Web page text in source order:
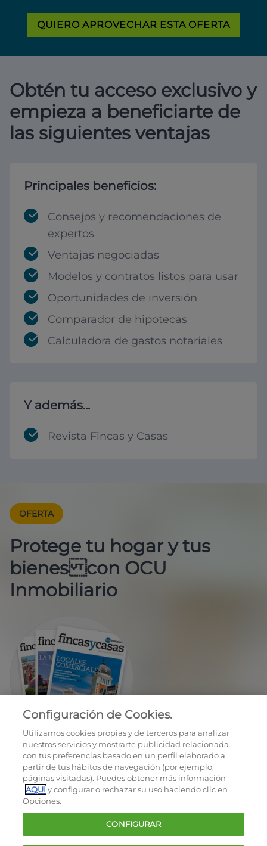
QUIERO APROVECHAR ESTA OFERTA
Obtén tu acceso exclusivo y
empieza a beneficiarte de
las siguientes ventajas
Principales beneficios:
Consejos y recomendaciones de
expertos
Ventajas negociadas
Modelos y contratos listos para usar
Oportunidades de inversión
Comparador de hipotecas
Calculadora de gastos notariales
Y además...
Revista Fincas y Casas
OFERTA
Protege tu hogar y tus
bienes con OCU
Inmobiliario
EN REGALO LA REVISTA BIMESTRAL
OCU © 2026
Cookies
Configuración de Cookies.
Utilizamos cookies propias y de terceros para analizar
nuestros servicios y mostrarte publicidad relacionada
con tus preferencias basado en un perfil elaborado a
partir de tus hábitos de navegación (por ejemplo,
páginas visitadas). Puedes obtener más información
AQUÍy configurar o rechazar su uso haciendo clic en
Opciones.
CONFIGURAR